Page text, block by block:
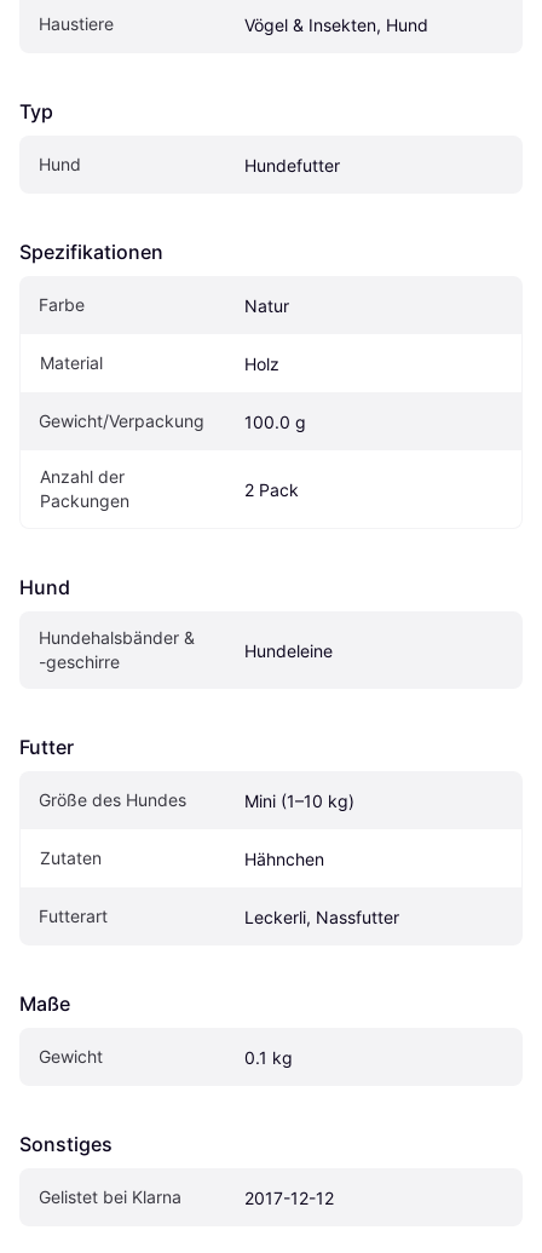
Haustiere Vögel & Insekten, Hund
Typ
Hund Hundefutter
Spezifikationen
Farbe Natur
Material Holz
Gewicht/Verpackung 100.0 g
Anzahl der
Packungen
2 Pack
Hund
Hundehalsbänder &
-geschirre
Hundeleine
Futter
Größe des Hundes Mini (1–10 kg)
Zutaten Hähnchen
Futterart Leckerli, Nassfutter
Maße
Gewicht 0.1 kg
Sonstiges
Gelistet bei Klarna 2017-12-12